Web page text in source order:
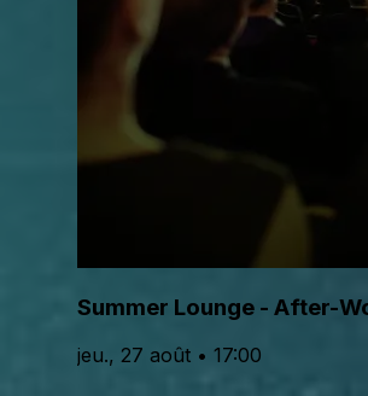
Summer Lounge - After-
jeu., 27 août • 17:00